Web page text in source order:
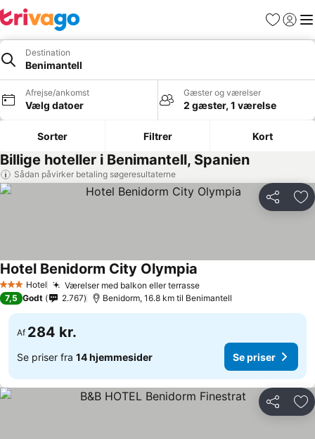
Favoritter
Log ind
Destination
Benimantell
Afrejse/ankomst
Vælg datoer
Gæster og værelser
2 gæster, 1 værelse
Sorter Filtrer Kort
Billige hoteller i Benimantell, Spanien
Sådan påvirker betaling søgeresultaterne
Del
3 StjernerHotel Værelser med balkon eller terrasseSe priser
Hotel Benidorm City Olympia
7,5 Godt 2.767 Benidorm, 16.8 km til Benimantell
Af 284 kr.
Se priser fra 14 hjemmesider Se priser
Del